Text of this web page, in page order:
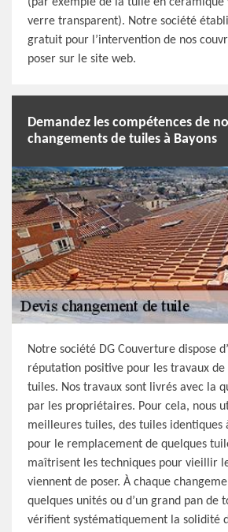
verre transparent). Notre société
gratuit pour l’intervention de nos
poser sur le site web.
Demandez les compétences de
changements de tuiles à Bayons
Notre société DG Couverture dispose
réputation positive pour les travaux de
tuiles. Nos travaux sont livrés avec la
par les propriétaires. Pour cela, nous
meilleures tuiles, des tuiles identiques
pour le remplacement de quelques
maîtrisent les techniques pour vieillir
viennent de poser. À chaque
quelques unités ou d’un grand pan de
vérifient systématiquement la solidité